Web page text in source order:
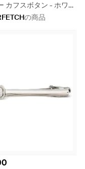
カフスボタン - ホワイ
の商品